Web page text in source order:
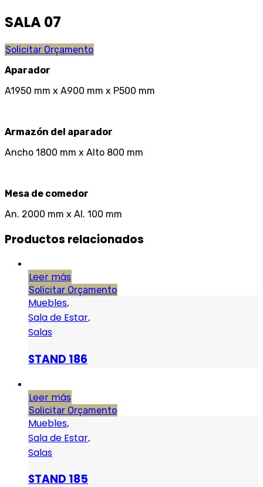
SALA 07
Solicitar Orçamento
Aparador
A1950 mm x A900 mm x P500 mm
Armazón del aparador
Ancho 1800 mm x Alto 800 mm
Mesa de comedor
An. 2000 mm x Al. 100 mm
Productos relacionados
Leer más
Solicitar Orçamento
Muebles,
Sala de Estar,
Salas
STAND 186
Leer más
Solicitar Orçamento
Muebles,
Sala de Estar,
Salas
STAND 185